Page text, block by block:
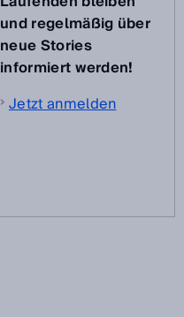
und regelmäßig über
neue Stories
informiert werden!
Jetzt anmelden